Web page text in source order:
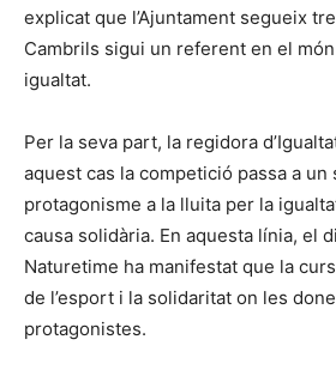
explicat que l’Ajuntament segueix
Cambrils sigui un referent en el
igualtat.
Per la seva part, la regidora
aquest cas la competició passa a
protagonisme a la lluita per la
causa solidària. En aquesta línia, el
Naturetime ha manifestat que la
de l’esport i la solidaritat on les
protagonistes.